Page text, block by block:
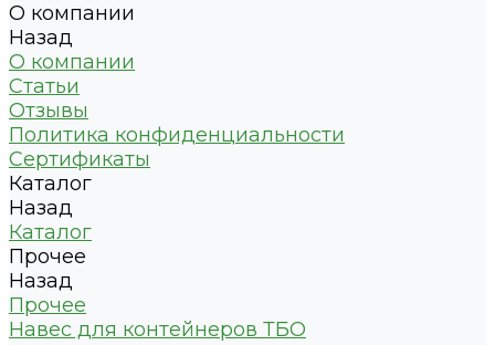
О компании
Назад
О компании
Статьи
Отзывы
Политика конфиденциальности
Сертификаты
Каталог
Назад
Каталог
Прочее
Назад
Прочее
Навес для контейнеров ТБО